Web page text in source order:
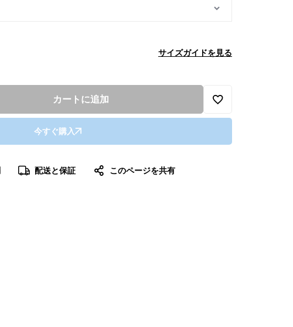
サイズガイドを見る
カートに追加
今すぐ購入
配送と保証 このページを共有